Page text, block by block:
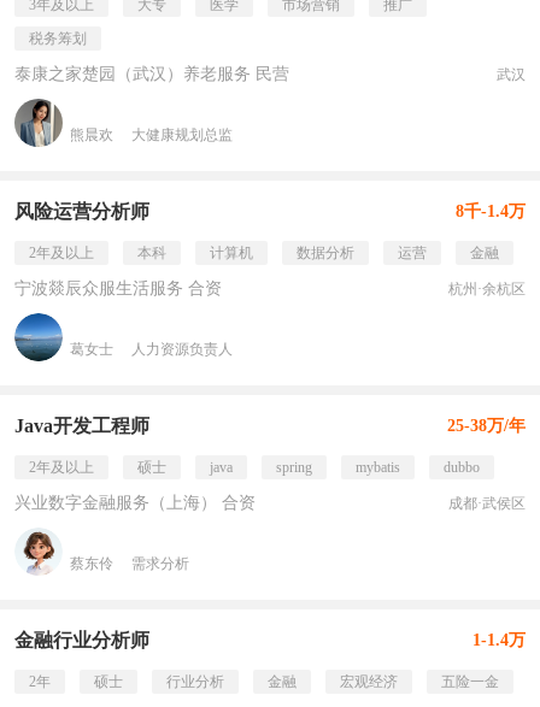
3年及以上 大专 医学 市场营销
推广
税务筹划
泰康之家楚园（武汉）养老服务 民营 武汉
熊晨欢 大健康规划总监
风险运营分析师 8千-1.4万
2年及以上 本科 计算机 数据分析 运营 金融
宁波燚辰众服生活服务 合资 杭州·余杭区
葛女士 人力资源负责人
Java开发工程师 25-38万/年
2年及以上 硕士 java spring mybatis dubbo
兴业数字金融服务（上海） 合资 成都·武侯区
蔡东伶 需求分析
金融行业分析师 1-1.4万
2年 硕士 行业分析 金融 宏观经济 五险一金